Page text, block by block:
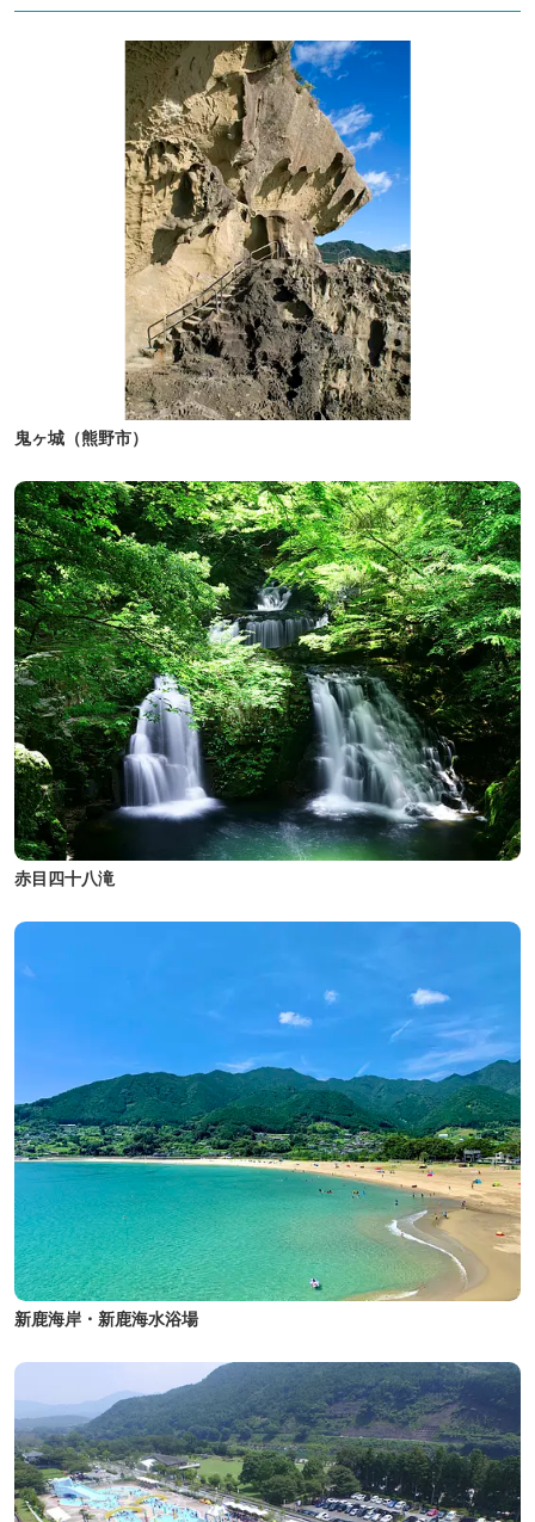
鬼ヶ城（熊野市）
赤目四十八滝
新鹿海岸・新鹿海水浴場